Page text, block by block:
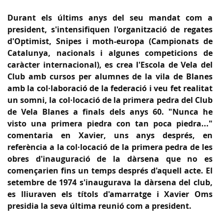
Durant els últims anys del seu mandat com a
president, s'intensifiquen l'organització de regates
d'Optimist, Snipesi moth-europa (Campionats de
Catalunya, nacionals i algunes competicions de
caràcter internacional), es crea l'Escola de Vela del
Club amb cursos per alumnes de la vila de Blanes
amb la col·laboració de la federació i veu fet realitat
un somni, la col·locació de la primera pedra del Club
de Vela Blanes a finals dels anys 60. "Nunca he
visto una primera piedra con tan poca piedra..."
comentaria en Xavier, uns anys després, en
referència a la col·locació de la primera pedra de les
obres d'inauguració de la dàrsena que no es
començarien fins un temps després d'aquell acte. El
setembre de 1974 s'inaugurava la dàrsena del club,
es lliuraven els títols d'amarratge i Xavier Oms
presidia la seva última reunió com a president.